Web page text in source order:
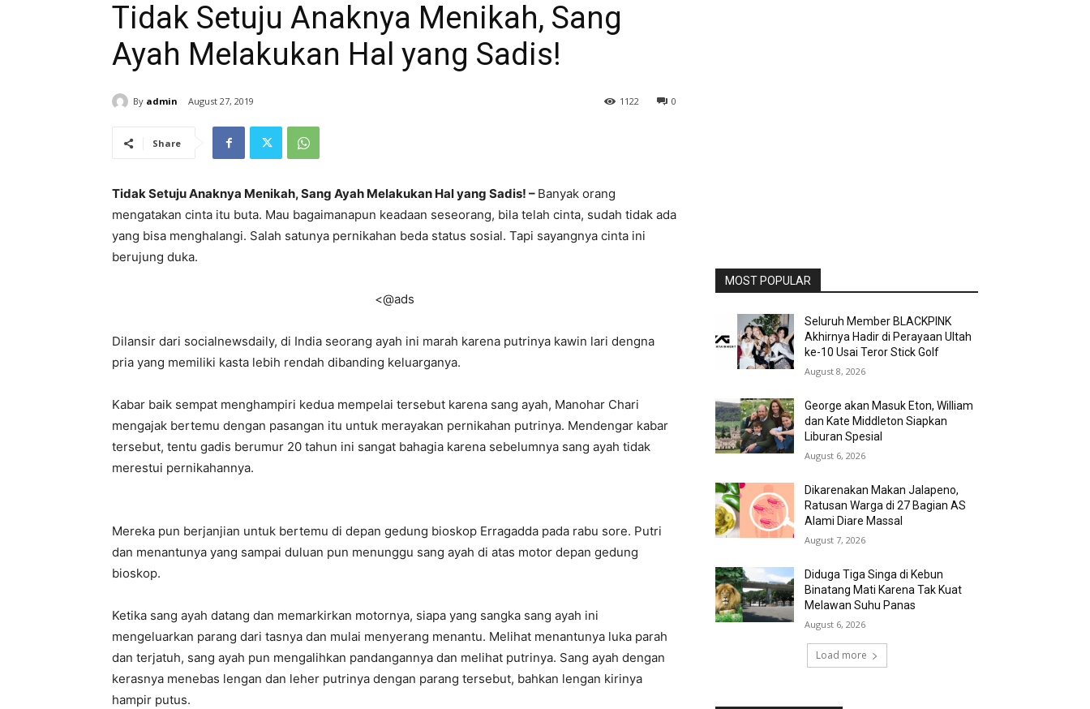
Tidak Setuju Anaknya Menikah, Sang
Ayah Melakukan Hal yang Sadis!
By admin August 27, 2019 0
1122
Share
Tidak Setuju Anaknya Menikah, Sang Ayah Melakukan Hal yang Sadis! – Banyak orang
mengatakan cinta itu buta. Mau bagaimanapun keadaan seseorang, bila telah cinta, sudah tidak ada
yang bisa menghalangi. Salah satunya pernikahan beda status sosial. Tapi sayangnya cinta ini
berujung duka.
<@ads
Dilansir dari socialnewsdaily, di India seorang ayah ini marah karena putrinya kawin lari dengna
pria yang memiliki kasta lebih rendah dibanding keluarganya.
Kabar baik sempat menghampiri kedua mempelai tersebut karena sang ayah, Manohar Chari
mengajak bertemu dengan pasangan itu untuk merayakan pernikahan putrinya. Mendengar kabar
tersebut, tentu gadis berumur 20 tahun ini sangat bahagia karena sebelumnya sang ayah tidak
merestui pernikahannya.
Mereka pun berjanjian untuk bertemu di depan gedung bioskop Erragadda pada rabu sore. Putri
dan menantunya yang sampai duluan pun menunggu sang ayah di atas motor depan gedung
bioskop.
Ketika sang ayah datang dan memarkirkan motornya, siapa yang sangka sang ayah ini
mengeluarkan parang dari tasnya dan mulai menyerang menantu. Melihat menantunya luka parah
dan terjatuh, sang ayah pun mengalihkan pandangannya dan melihat putrinya. Sang ayah dengan
kerasnya menebas lengan dan leher putrinya dengan parang tersebut, bahkan lengan kirinya
hampir putus.
MOST POPULAR
Seluruh Member BLACKPINK
Akhirnya Hadir di Perayaan Ultah
ke-10 Usai Teror Stick Golf
August 8, 2026
George akan Masuk Eton, William
dan Kate Middleton Siapkan
Liburan Spesial
August 6, 2026
Dikarenakan Makan Jalapeno,
Ratusan Warga di 27 Bagian AS
Alami Diare Massal
August 7, 2026
Diduga Tiga Singa di Kebun
Binatang Mati Karena Tak Kuat
Melawan Suhu Panas
August 6, 2026
Load more